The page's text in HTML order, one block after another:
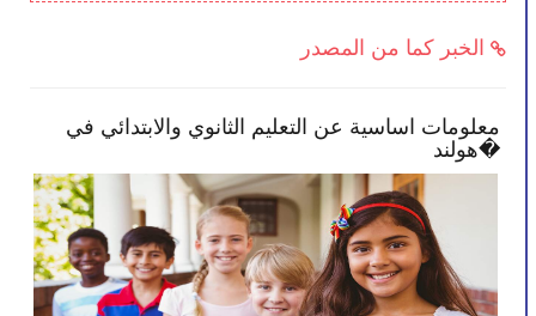
الخبر كما من المصدر
معلومات اساسية عن التعليم الثانوي
في